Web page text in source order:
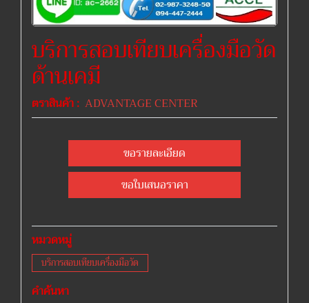
บริการสอบเทียบเครื่องมือวัด
ด้านเคมี
ตราสินค้า : ADVANTAGE CENTER
ขอรายละเอียด
ขอใบเสนอราคา
หมวดหมู่
บริการสอบเทียบเครื่องมือวัด
คำค้นหา